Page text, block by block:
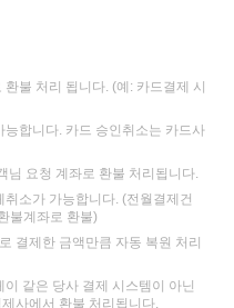
불 처리 됩니다. (예: 카드결제 시
합니다. 카드 승인취소는 카드사
님 요청 계좌로 환불 처리됩니다.
소가 가능합니다. (전월결제건
불계좌로 환불)
결제한 금액만큼 자동 복원 처리
같은 당사 결제 시스템이 아닌
사에서 환불 처리됩니다.